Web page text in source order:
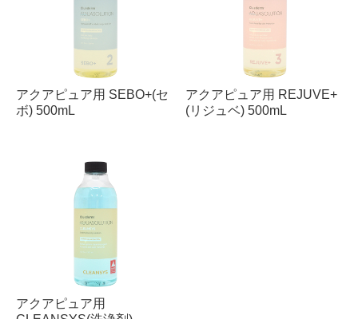
アクアピュア用 SEBO+(セ
ボ) 500mL
アクアピュア用 REJUVE+
(リジュベ) 500mL
アクアピュア用